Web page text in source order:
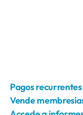
Pagos recurrentes
Vende